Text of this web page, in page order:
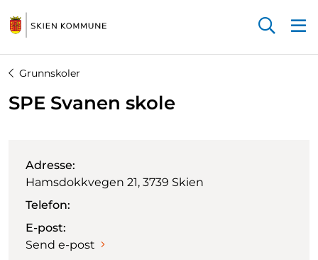
Grunnskoler
SPE Svanen skole
Adresse:
Hamsdokkvegen 21, 3739 Skien
Telefon:
E-post:
Send e-post